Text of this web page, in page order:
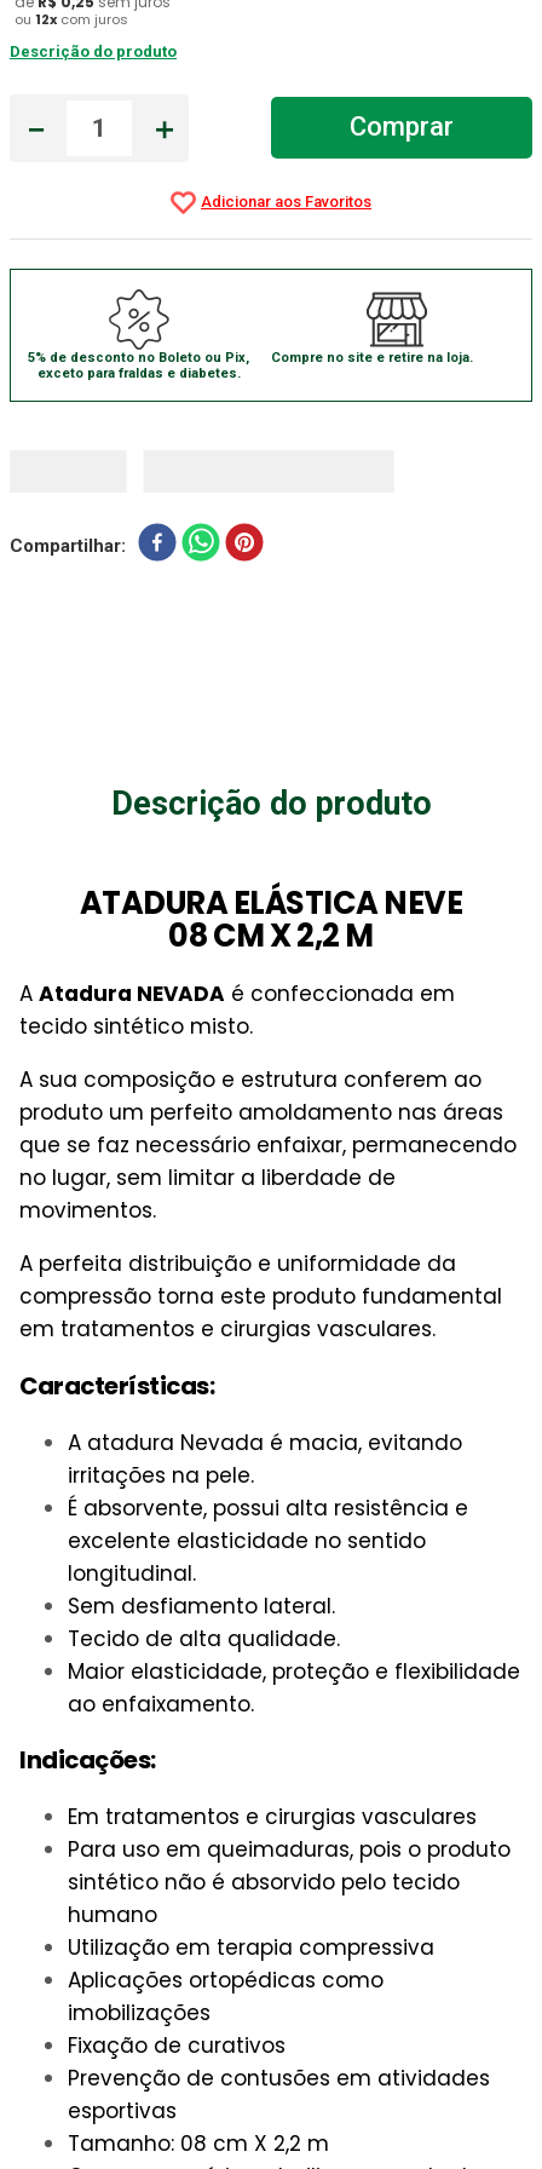
ou 12x com juros
Descrição do produto
＋
－ Comprar
5% de desconto no Boleto ou Pix,
exceto para fraldas e diabetes.
Compre no site e retire na loja.
Compartilhar
Descrição do produto
ATADURA ELÁSTICA NEVE
08 CM X 2,2 M
A Atadura NEVADA é confeccionada em
tecido sintético misto.
A sua composição e estrutura conferem ao
produto um perfeito amoldamento nas áreas
que se faz necessário enfaixar, permanecendo
no lugar, sem limitar a liberdade de
movimentos.
A perfeita distribuição e uniformidade da
compressão torna este produto fundamental
em tratamentos e cirurgias vasculares.
Características:
A atadura Nevada é macia, evitando
irritações na pele.
É absorvente, possui alta resistência e
excelente elasticidade no sentido
longitudinal.
Sem desfiamento lateral.
Tecido de alta qualidade.
Maior elasticidade, proteção e flexibilidade
ao enfaixamento.
Indicações:
Em tratamentos e cirurgias vasculares
Para uso em queimaduras, pois o produto
sintético não é absorvido pelo tecido
humano
Utilização em terapia compressiva
Aplicações ortopédicas como
imobilizações
Fixação de curativos
Prevenção de contusões em atividades
esportivas
Tamanho: 08 cm X 2,2 m
Cadeira Banho